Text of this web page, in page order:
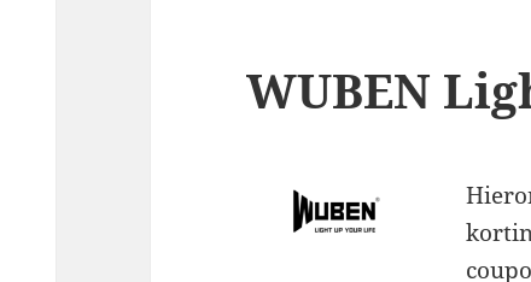
WUBEN